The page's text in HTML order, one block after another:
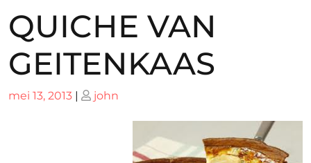
QUICHE VAN
GEITENKAAS
Geplaatst
mei 13, 2013 | Geplaatst
john